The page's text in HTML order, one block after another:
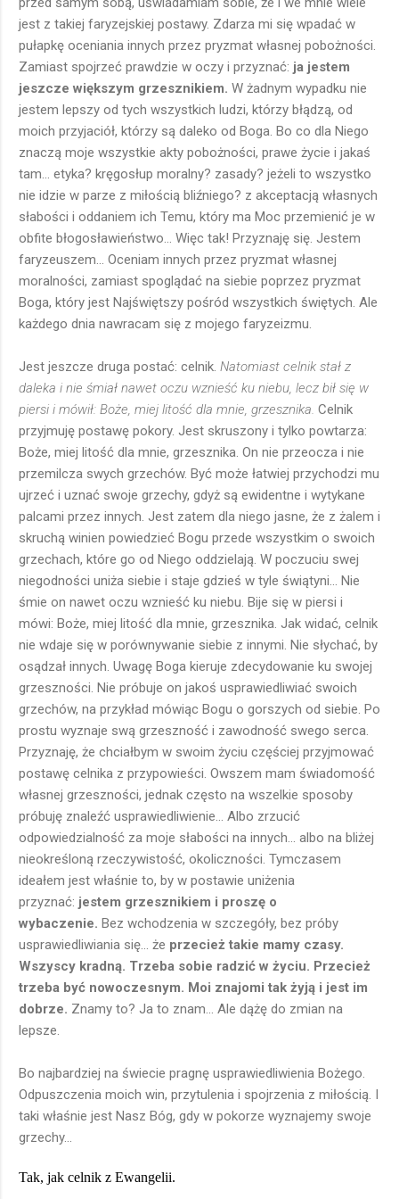
jest z takiej faryzejskiej postawy. Zdarza mi się wpadać w
pułapkę oceniania innych przez pryzmat własnej pobożności.
Zamiast spojrzeć prawdzie w oczy i przyznać: ja jestem
jeszcze większym grzesznikiem. W żadnym wypadku nie
jestem lepszy od tych wszystkich ludzi, którzy błądzą, od
moich przyjaciół, którzy są daleko od Boga. Bo co dla Niego
znaczą moje wszystkie akty pobożności, prawe życie i jakaś
tam... etyka? kręgosłup moralny? zasady? jeżeli to wszystko
nie idzie w parze z miłością bliźniego? z akceptacją własnych
słabości i oddaniem ich Temu, który ma Moc przemienić je w
obfite błogosławieństwo... Więc tak! Przyznaję się. Jestem
faryzeuszem... Oceniam innych przez pryzmat własnej
moralności, zamiast spoglądać na siebie poprzez pryzmat
Boga, który jest Najświętszy pośród wszystkich świętych. Ale
każdego dnia nawracam się z mojego faryzeizmu.
Jest jeszcze druga postać: celnik. Natomiast celnik stał z
daleka i nie śmiał nawet oczu wznieść ku niebu, lecz bił się w
piersi i mówił: Boże, miej litość dla mnie, grzesznika. Celnik
przyjmuję postawę pokory. Jest skruszony i tylko powtarza:
Boże, miej litość dla mnie, grzesznika. On nie przeocza i nie
przemilcza swych grzechów. Być może łatwiej przychodzi mu
ujrzeć i uznać swoje grzechy, gdyż są ewidentne i wytykane
palcami przez innych. Jest zatem dla niego jasne, że z żalem i
skruchą winien powiedzieć Bogu przede wszystkim o swoich
grzechach, które go od Niego oddzielają. W poczuciu swej
niegodności uniża siebie i staje gdzieś w tyle świątyni... Nie
śmie on nawet oczu wznieść ku niebu. Bije się w piersi i
mówi: Boże, miej litość dla mnie, grzesznika. Jak widać, celnik
nie wdaje się w porównywanie siebie z innymi. Nie słychać, by
osądzał innych. Uwagę Boga kieruje zdecydowanie ku swojej
grzeszności. Nie próbuje on jakoś usprawiedliwiać swoich
grzechów, na przykład mówiąc Bogu o gorszych od siebie. Po
prostu wyznaje swą grzeszność i zawodność swego serca.
Przyznaję, że chciałbym w swoim życiu częściej przyjmować
postawę celnika z przypowieści. Owszem mam świadomość
własnej grzeszności, jednak często na wszelkie sposoby
próbuję znaleźć usprawiedliwienie... Albo zrzucić
odpowiedzialność za moje słabości na innych... albo na bliżej
nieokreśloną rzeczywistość, okoliczności. Tymczasem
ideałem jest właśnie to, by w postawie uniżenia
przyznać: jestem grzesznikiem i proszę o
wybaczenie. Bez wchodzenia w szczegóły, bez próby
usprawiedliwiania się... że przecież takie mamy czasy.
Wszyscy kradną. Trzeba sobie radzić w życiu. Przecież
trzeba być nowoczesnym. Moi znajomi tak żyją i jest im
dobrze. Znamy to? Ja to znam... Ale dążę do zmian na
lepsze.
Bo najbardziej na świecie pragnę usprawiedliwienia Bożego.
Odpuszczenia moich win, przytulenia i spojrzenia z miłością. I
taki właśnie jest Nasz Bóg, gdy w pokorze wyznajemy swoje
grzechy...
Tak, jak celnik z Ewangelii.